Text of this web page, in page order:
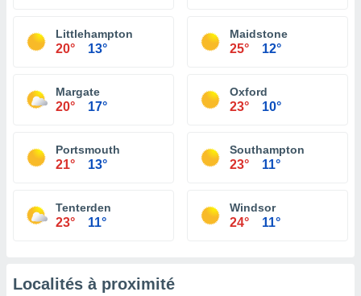
Littlehampton
20° 13°
Maidstone
25° 12°
Margate
20° 17°
Oxford
23° 10°
Portsmouth
21° 13°
Southampton
23° 11°
Tenterden
23° 11°
Windsor
24° 11°
Localités à proximité